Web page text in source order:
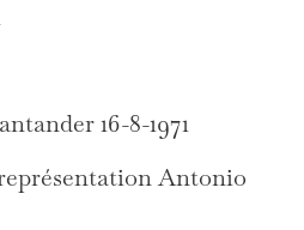
16-8-1971
Antonio